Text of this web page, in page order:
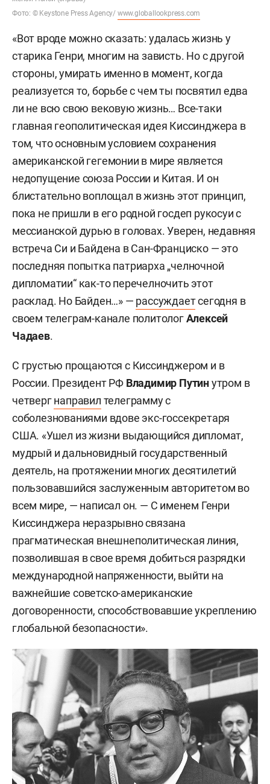
Фото: © Keystone Press Agency/ www.globallookpress.com
«Вот вроде можно сказать: удалась жизнь у
старика Генри, многим на зависть. Но с другой
стороны, умирать именно в момент, когда
реализуется то, борьбе с чем ты посвятил едва
ли не всю свою вековую жизнь… Все-таки
главная геополитическая идея Киссинджера в
том, что основным условием сохранения
американской гегемонии в мире является
недопущение союза России и Китая. И он
блистательно воплощал в жизнь этот принцип,
пока не пришли в его родной госдеп рукосуи с
мессианской дурью в головах. Уверен, недавняя
встреча Си и Байдена в Сан-Франциско — это
последняя попытка патриарха „челночной
дипломатии“ как-то перечелночить этот
расклад. Но Байден…» — рассуждаетсегодня в
своем телеграм-канале политологАлексей
Чадаев.
С грустью прощаются с Киссинджером и в
России. Президент РФ Владимир Путинутром в
четвергнаправил телеграмму с
соболезнованиями вдове экс-госсекретаря
США. «Ушел из жизни выдающийся дипломат,
мудрый и дальновидный государственный
деятель, на протяжении многих десятилетий
пользовавшийся заслуженным авторитетом во
всем мире, — написал он. — С именем Генри
Киссинджера неразрывно связана
прагматическая внешнеполитическая линия,
позволившая в свое время добиться разрядки
международной напряженности, выйти на
важнейшие советско-американские
договоренности, способствовавшие укреплению
глобальной безопасности».